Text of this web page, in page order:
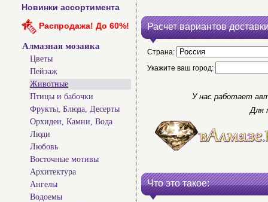
Новинки ассортимента
Распродажа! До 60%!
Алмазная мозаика
Цветы
Пейзаж
Животные
Птицы и бабочки
Фрукты, Блюда, Десерты
Орхидеи, Камни, Вода
Люди
Любовь
Восточные мотивы
Архитектура
Ангелы
Водоемы
Расчет вариантов
Страна:
Укажите ваш город:
У нас работает
Для
Что это такое: